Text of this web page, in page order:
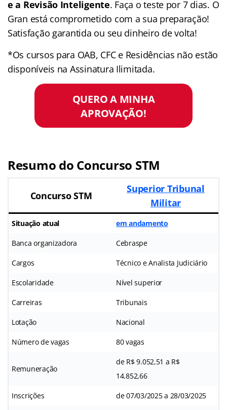
e a Revisão Inteligente. Faça o teste por 7 dias. O
Gran está comprometido com a sua preparação!
Satisfação garantida ou seu dinheiro de volta!
*Os cursos para OAB, CFC e Residências não estão
disponíveis na Assinatura Ilimitada.
QUERO A MINHA
APROVAÇÃO!
Resumo do Concurso STM
Concurso STM
Superior Tribunal
Militar
Situação atual em andamento
Banca organizadora Cebraspe
Cargos Técnico e Analista Judiciário
Escolaridade Nível superior
Carreiras Tribunais
Lotação Nacional
Número de vagas 80 vagas
Remuneração
de R$ 9.052,51 a R$
14.852,66
Inscrições de 07/03/2025 a 28/03/2025